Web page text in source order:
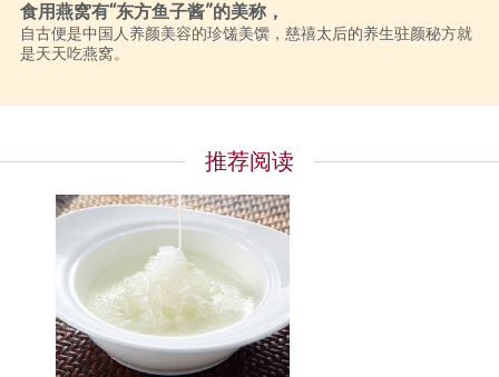
食用燕窝有“东方鱼子酱”的美称，
自古便是中国人养颜美容的珍馐美馔，慈禧太后的养生驻颜秘方就
是天天吃燕窝。
推荐阅读